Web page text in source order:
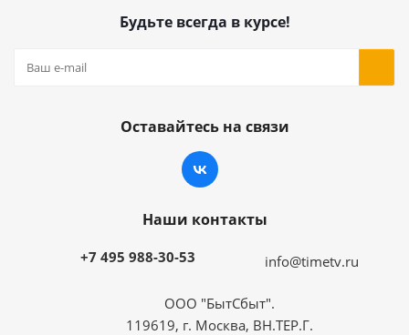
Будьте всегда в курсе!
Оставайтесь на связи
Наши контакты
+7 495 988-30-53 info@timetv.ru
ООО "БытСбыт".
119619, г. Москва, ВН.ТЕР.Г.